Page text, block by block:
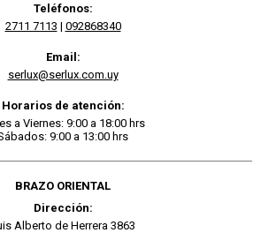
Teléfonos:
2711 7113 | 092868340
Email:
serlux@serlux.com.uy
Horarios de atención:
a Viernes: 9:00 a 18:00 hrs
9:00 a 13:00 hrs
BRAZO ORIENTAL
Dirección:
Alberto de Herrera 3863